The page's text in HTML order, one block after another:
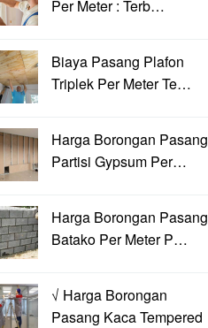
Per Meter : Terb…
Biaya Pasang Plafon
Triplek Per Meter Te…
Harga Borongan Pasang
Partisi Gypsum Per…
Harga Borongan Pasang
Batako Per Meter P…
√ Harga Borongan
Pasang Kaca Tempered